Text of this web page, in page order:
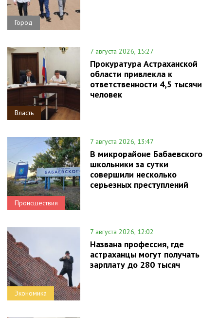
Город
Власть
7 августа 2026, 15:27
Прокуратура Астраханской
области привлекла к
ответственности 4,5 тысячи
человек
Происшествия
7 августа 2026, 13:47
В микрорайоне Бабаевского
школьники за сутки
совершили несколько
серьезных преступлений
Экономика
7 августа 2026, 12:02
Названа профессия, где
астраханцы могут получать
зарплату до 280 тысяч